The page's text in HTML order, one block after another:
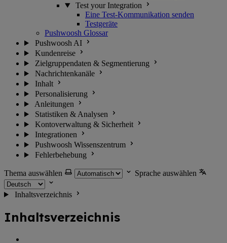
Test your Integration
Eine Test-Kommunikation senden
Testgeräte
Pushwoosh Glossar
Pushwoosh AI
Kundenreise
Zielgruppendaten & Segmentierung
Nachrichtenkanäle
Inhalt
Personalisierung
Anleitungen
Statistiken & Analysen
Kontoverwaltung & Sicherheit
Integrationen
Pushwoosh Wissenszentrum
Fehlerbehebung
Thema auswählen Sprache auswählen
Inhaltsverzeichnis
Inhaltsverzeichnis